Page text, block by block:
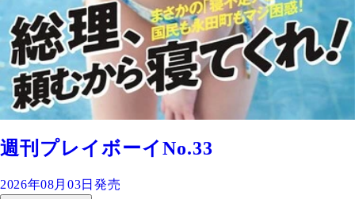
週刊プレイボーイNo.33
2026年08月03日発売